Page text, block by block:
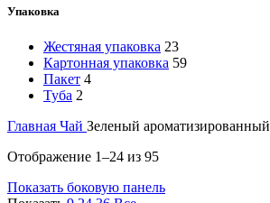
Упаковка
Жестяная упаковка 23
Картонная упаковка 59
Пакет 4
Туба 2
Главная Чай Зеленый ароматизированный
Отображение 1–24 из 95
Показать боковую панель